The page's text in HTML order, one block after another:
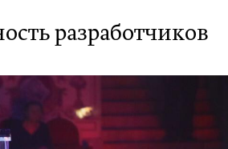
разработчиков